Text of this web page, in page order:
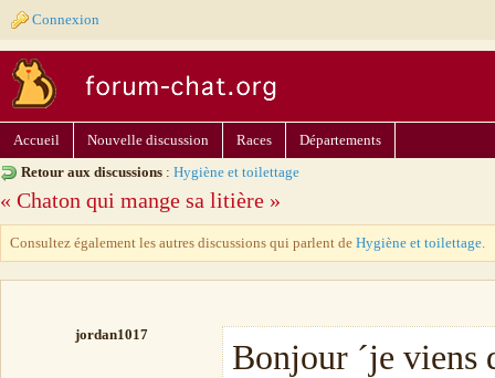
Connexion
Accueil Nouvelle discussion Races
Départements
Retour aux discussions : Hygiène et toilettage
« Chaton qui mange sa litière »
Consultez également les autres discussions qui parlent de Hygiène et toilettage.
jordan1017
Bonjour ´je viens